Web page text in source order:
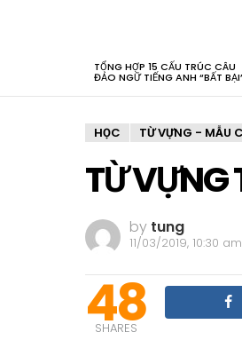
TỔNG HỢP 15 CẤU TRÚC CÂU
ĐẢO NGỮ TIẾNG ANH “BẤT
HỌC TỪ VỰNG - MẪU
TỪ VỰNG
by tung
11/03/2019, 10:30 am
48
SHARES